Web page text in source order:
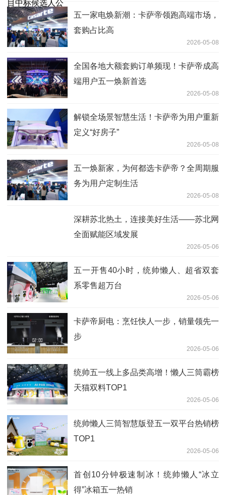
五一家电焕新潮：卡萨帝领跑高端市场，
套购占比高
2026-05-08
全国各地大额套购订单频现！卡萨帝成高
端用户五一焕新首选
2026-05-08
解锁全场景智慧生活！卡萨帝为用户重新
定义“好房子”
2026-05-08
五一焕新家，为何都选卡萨帝？全周期服
务为用户定制生活
2026-05-08
深耕苏北热土，连接美好生活——苏北网
全面赋能区域发展
2026-05-06
五一开售40小时，统帅懒人、超省双套
系零售超万台
2026-05-06
卡萨帝厨电：烹饪快人一步，销量领先一
步
2026-05-06
统帅五一线上多品类高增！懒人三筒霸榜
天猫双料TOP1
2026-05-06
统帅懒人三筒智慧版登五一双平台热销榜
TOP1
2026-05-06
首创10分钟极速制冰！统帅懒人“冰立
得”冰箱五一热销